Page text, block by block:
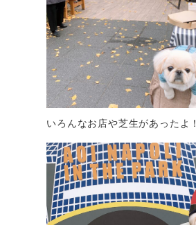
いろんなお店や芝生があったよ！